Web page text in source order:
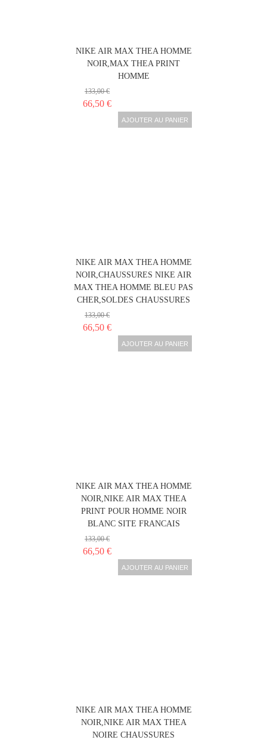
NIKE AIR MAX THEA HOMME
NOIR,MAX THEA PRINT
HOMME
133,00 €
66,50 €
AJOUTER AU PANIER
NIKE AIR MAX THEA HOMME
NOIR,CHAUSSURES NIKE AIR
MAX THEA HOMME BLEU PAS
CHER,SOLDES CHAUSSURES
133,00 €
66,50 €
AJOUTER AU PANIER
NIKE AIR MAX THEA HOMME
NOIR,NIKE AIR MAX THEA
PRINT POUR HOMME NOIR
BLANC SITE FRANCAIS
133,00 €
66,50 €
AJOUTER AU PANIER
NIKE AIR MAX THEA HOMME
NOIR,NIKE AIR MAX THEA
NOIRE CHAUSSURES